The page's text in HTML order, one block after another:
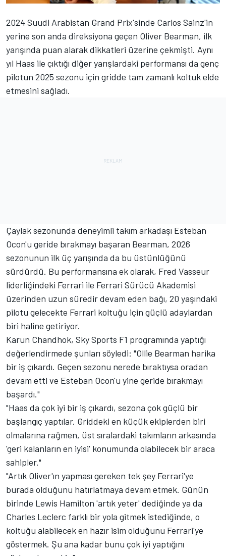
2024 Suudi Arabistan Grand Prix'sinde Carlos Sainz'in
yerine son anda direksiyona geçen Oliver Bearman, ilk
yarışında puan alarak dikkatleri üzerine çekmişti. Aynı
yıl Haas ile çıktığı diğer yarışlardaki performansı da genç
pilotun 2025 sezonu için gridde tam zamanlı koltuk elde
etmesini sağladı.
Çaylak sezonunda deneyimli takım arkadaşı Esteban
Ocon'u geride bırakmayı başaran Bearman, 2026
sezonunun ilk üç yarışında da bu üstünlüğünü
sürdürdü. Bu performansına ek olarak, Fred Vasseur
liderliğindeki Ferrari ile Ferrari Sürücü Akademisi
üzerinden uzun süredir devam eden bağı, 20 yaşındaki
pilotu gelecekte Ferrari koltuğu için güçlü adaylardan
biri haline getiriyor.
Karun Chandhok, Sky Sports F1 programında yaptığı
değerlendirmede şunları söyledi: "Ollie Bearman harika
bir iş çıkardı. Geçen sezonu nerede bıraktıysa oradan
devam etti ve Esteban Ocon'u yine geride bırakmayı
başardı."
"Haas da çok iyi bir iş çıkardı, sezona çok güçlü bir
başlangıç yaptılar. Griddeki en küçük ekiplerden biri
olmalarına rağmen, üst sıralardaki takımların arkasında
'geri kalanların en iyisi' konumunda olabilecek bir araca
sahipler."
"Artık Oliver'ın yapması gereken tek şey Ferrari'ye
burada olduğunu hatırlatmaya devam etmek. Günün
birinde Lewis Hamilton 'artık yeter' dediğinde ya da
Charles Leclerc farklı bir yola gitmek istediğinde, o
koltuğu alabilecek en hazır isim olduğunu Ferrari'ye
göstermek. Şu ana kadar bunu çok iyi yaptığını